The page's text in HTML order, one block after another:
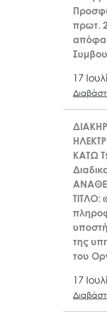
πρωτ.
17
ΚΑΤΩ
ΤΙΤΛΟ:
της
του
17